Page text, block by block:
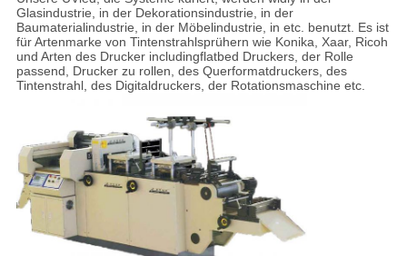
Glasindustrie, in der Dekorationsindustrie, in der
Baumaterialindustrie, in der Möbelindustrie, in etc. benutzt. Es ist
für Artenmarke von Tintenstrahlsprühern wie Konika, Xaar, Ricoh
und Arten des Drucker includingflatbed Druckers, der Rolle
passend, Drucker zu rollen, des Querformatdruckers, des
Tintenstrahl, des Digitaldruckers, der Rotationsmaschine etc.